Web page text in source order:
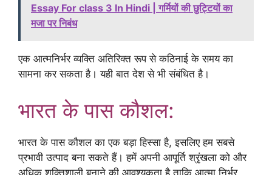
Essay For class 3 In Hindi | गर्मियों की छुट्टियों का
मजा पर निबंध
एक आत्मनिर्भर व्यक्ति अतिरिक्त रूप से कठिनाई के समय का
सामना कर सकता है। यही बात देश से भी संबंधित है।
भारत के पास कौशल:
भारत के पास कौशल का एक बड़ा हिस्सा है, इसलिए हम सबसे
प्रभावी उत्पाद बना सकते हैं। हमें अपनी आपूर्ति श्रृंखला को और
अधिक शक्तिशाली बनाने की आवश्यकता है ताकि आत्मा निर्भर